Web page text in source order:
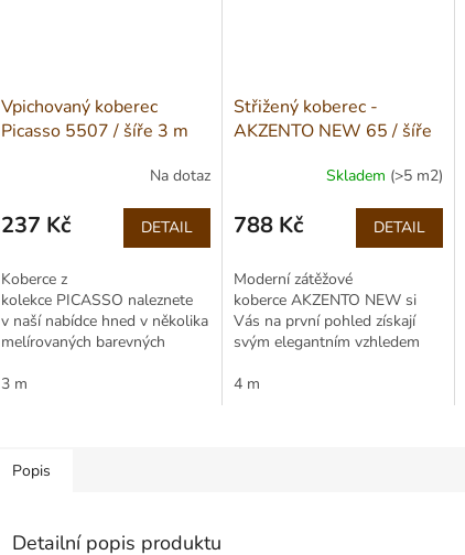
Vpichovaný koberec
Picasso 5507 / šíře 3 m
Na dotaz
237 Kč DETAIL
Koberce z
kolekce PICASSO naleznete
v naší nabídce hned v několika
melírovaných barevných
tvořen polypropylenovým...
3 m
Střižený koberec -
AKZENTO NEW 65 / šíře
Skladem (>5 m2)
788 Kč DETAIL
Moderní zátěžové
koberce AKZENTO NEW si
Vás na první pohled získají
svým elegantním vzhledem
Jednobarevné provedení
4 m
Popis
Detailní popis produktu